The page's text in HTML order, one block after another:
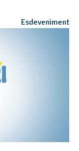
Esdeveniment